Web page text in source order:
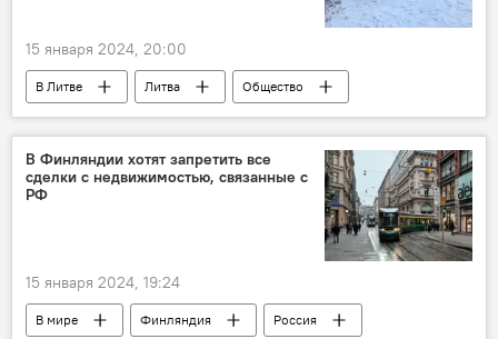
15 января 2024, 20:00
В Литве Литва
Общество
общество
происшествие
дорожное происшествие
Происшествия
ДТП
В Финляндии хотят запретить все
сделки с недвижимостью, связанные с
РФ
15 января 2024, 19:24
В мире Финляндия
Россия